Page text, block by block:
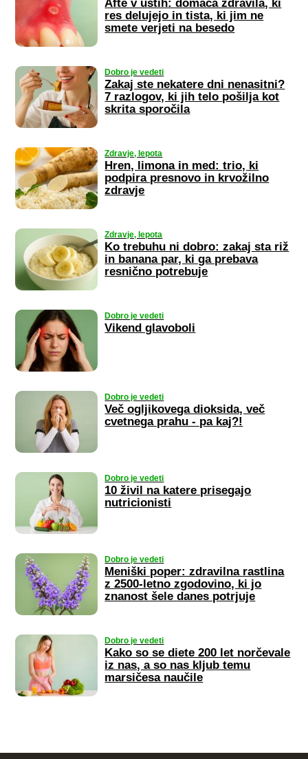
Afte v ustih: domača zdravila, ki
res delujejo in tista, ki jim ne
smete verjeti na besedo
Dobro je vedeti
Zakaj ste nekatere dni nenasitni?
7 razlogov, ki jih telo pošilja kot
skrita sporočila
Zdravje, lepota
Hren, limona in med: trio, ki
podpira presnovo in krvožilno
zdravje
Zdravje, lepota
Ko trebuhu ni dobro: zakaj sta riž
in banana par, ki ga prebava
resnično potrebuje
Dobro je vedeti
Vikend glavoboli
Dobro je vedeti
Več ogljikovega dioksida, več
cvetnega prahu - pa kaj?!
Dobro je vedeti
10 živil na katere prisegajo
nutricionisti
Dobro je vedeti
Meniški poper: zdravilna rastlina
z 2500-letno zgodovino, ki jo
znanost šele danes potrjuje
Dobro je vedeti
Kako so se diete 200 let norčevale
iz nas, a so nas kljub temu
marsičesa naučile